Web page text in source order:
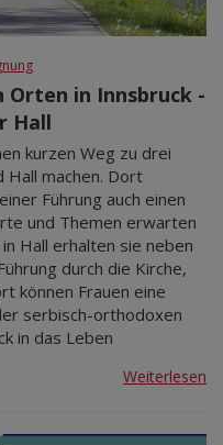
Orten in Innsbruck -
Hall
kurzen Weg zu drei
Hall machen. Dort
Führung auch einen
und Themen erwarten
Hall erhalten sie neben
durch die Kirche,
können Frauen eine
serbisch-orthodoxen
in das Leben
Weiterlesen